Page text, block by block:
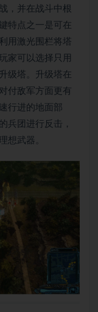
，并在战斗中根
特点之一是可在
用激光围栏将塔
家可以选择只用
级塔。升级塔在
付敌军方面更有
行进的地面部
兵团进行反击，
想武器。